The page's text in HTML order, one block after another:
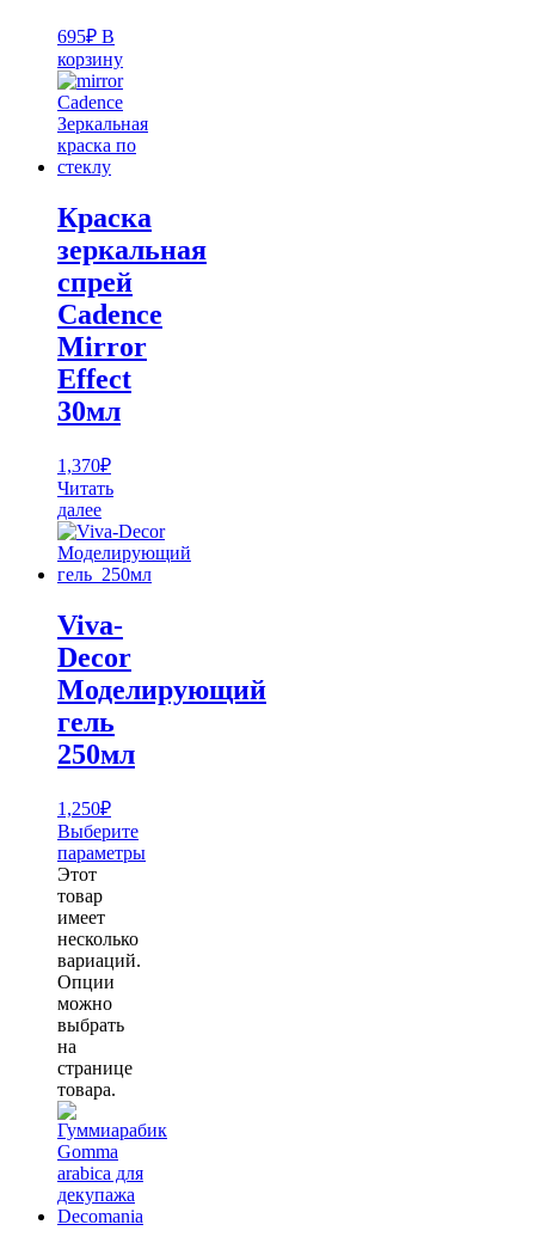
695₽ В
корзину
Краска
зеркальная
спрей
Cadence
Mirror
Effect
30мл
1,370₽
Читать
далее
Viva-
Decor
Моделирующий
гель
250мл
1,250₽
Выберите
параметры
Этот
товар
имеет
несколько
вариаций.
Опции
можно
выбрать
на
странице
товара.